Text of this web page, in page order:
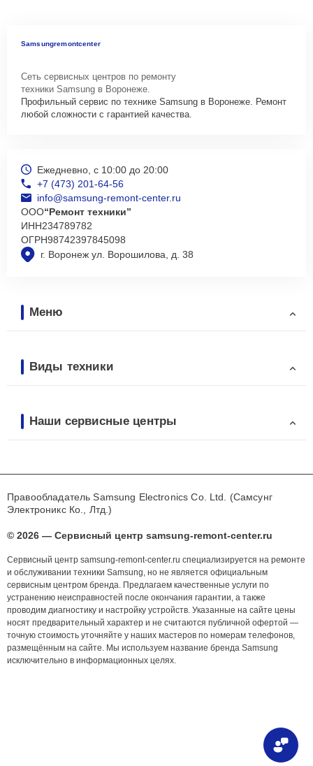
Samsungremontcenter
Сеть сервисных центров по ремонту
техники Samsung в Воронеже.
Профильный сервис по технике Samsung в Воронеже. Ремонт
любой сложности с гарантией качества.
г. Воронеж ул. Ворошилова, д. 38
Ежедневно, с 10:00 до 20:00
+7 (473) 201-64-56
info@samsung-remont-center.ru
ООО“Ремонт техники”
ИНН234789782
ОГРН98742397845098
Меню
Виды техники
Наши сервисные центры
Правообладатель Samsung Electronics Co. Ltd. (Самсунг
Электроникс Ко., Лтд.)
© 2026 — Сервисный центр samsung-remont-center.ru
Сервисный центр samsung-remont-center.ru специализируется на ремонте
и обслуживании техники Samsung, но не является официальным
сервисным центром бренда. Предлагаем качественные услуги по
устранению неисправностей после окончания гарантии, а также
проводим диагностику и настройку устройств. Указанные на сайте цены
носят предварительный характер и не считаются публичной офертой —
точную стоимость уточняйте у наших мастеров по номерам телефонов,
размещённым на сайте. Мы используем название бренда Samsung
исключительно в информационных целях.